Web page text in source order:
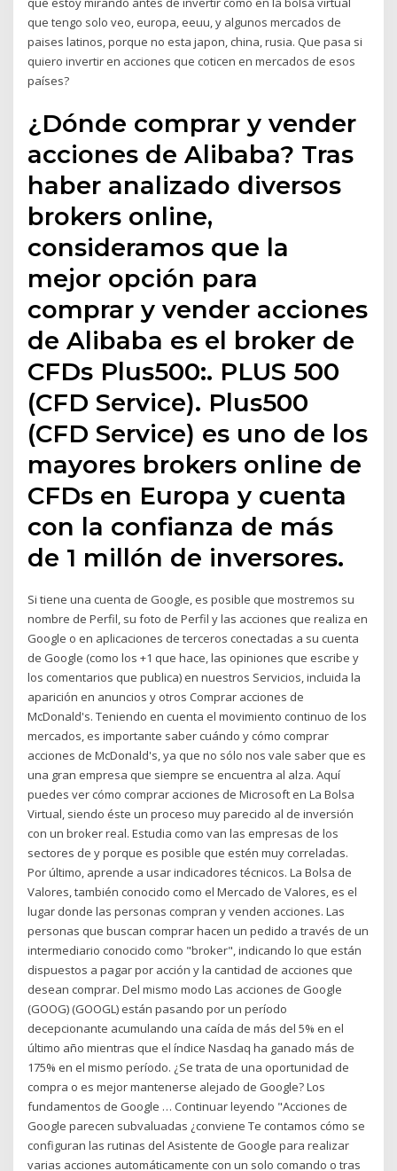
que tengo solo veo, europa, eeuu, y algunos mercados de
paises latinos, porque no esta japon, china, rusia. Que pasa si
quiero invertir en acciones que coticen en mercados de esos
países?
¿Dónde comprar y vender
acciones de Alibaba? Tras
haber analizado diversos
brokers online,
consideramos que la
mejor opción para
comprar y vender acciones
de Alibaba es el broker de
CFDs Plus500:. PLUS 500
(CFD Service). Plus500
(CFD Service) es uno de los
mayores brokers online de
CFDs en Europa y cuenta
con la confianza de más
de 1 millón de inversores.
Si tiene una cuenta de Google, es posible que mostremos su
nombre de Perfil, su foto de Perfil y las acciones que realiza en
Google o en aplicaciones de terceros conectadas a su cuenta
de Google (como los +1 que hace, las opiniones que escribe y
los comentarios que publica) en nuestros Servicios, incluida la
aparición en anuncios y otros Comprar acciones de
McDonald's. Teniendo en cuenta el movimiento continuo de los
mercados, es importante saber cuándo y cómo comprar
acciones de McDonald's, ya que no sólo nos vale saber que es
una gran empresa que siempre se encuentra al alza. Aquí
puedes ver cómo comprar acciones de Microsoft en La Bolsa
Virtual, siendo éste un proceso muy parecido al de inversión
con un broker real. Estudia como van las empresas de los
sectores de y porque es posible que estén muy correladas.
Por último, aprende a usar indicadores técnicos. La Bolsa de
Valores, también conocido como el Mercado de Valores, es el
lugar donde las personas compran y venden acciones. Las
personas que buscan comprar hacen un pedido a través de un
intermediario conocido como "broker", indicando lo que están
dispuestos a pagar por acción y la cantidad de acciones que
desean comprar. Del mismo modo Las acciones de Google
(GOOG) (GOOGL) están pasando por un período
decepcionante acumulando una caída de más del 5% en el
último año mientras que el índice Nasdaq ha ganado más de
175% en el mismo período. ¿Se trata de una oportunidad de
compra o es mejor mantenerse alejado de Google? Los
fundamentos de Google … Continuar leyendo "Acciones de
Google parecen subvaluadas ¿conviene Te contamos cómo se
configuran las rutinas del Asistente de Google para realizar
varias acciones automáticamente con un solo comando o tras